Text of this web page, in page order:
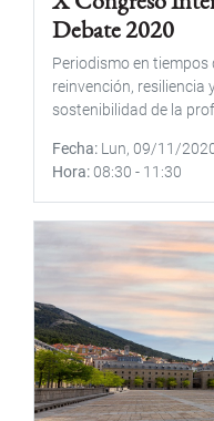
Debate 2020
Periodismo en
reinvención, resiliencia
sostenibilidad de la
Fecha Lun, 09/11/
Hora 08:30 - 11:30